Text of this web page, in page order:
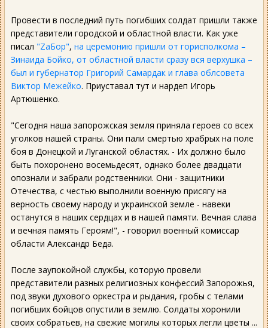
Провести в последний путь погибших солдат пришли также
представители городской и областной власти. Как уже
писал "ZаБор", на церемонию пришли от горисполкома –
Зинаида Бойко, от областной власти сразу вся верхушка –
был и губернатор Григорий Самардак и глава облсовета
Виктор Межейко. Приуставал тут и нардеп Игорь
Артюшенко.
"Сегодня наша запорожская земля приняла героев со всех
уголков нашей страны. Они пали смертью храбрых на поле
боя в Донецкой и Луганской областях. - Их должно было
быть похоронено восемьдесят, однако более двадцати
опознали и забрали родственники. Они - защитники
Отечества, с честью выполнили военную присягу на
верность своему народу и украинской земле - навеки
останутся в наших сердцах и в нашей памяти. Вечная слава
и вечная память Героям!", - говорил военный комиссар
области Александр Беда.
После заупокойной службы, которую провели
представители разных религиозных конфессий Запорожья,
под звуки духового оркестра и рыдания, гробы с телами
погибших бойцов опустили в землю. Солдаты хоронили
своих собратьев, на свежие могилы которых легли цветы ...